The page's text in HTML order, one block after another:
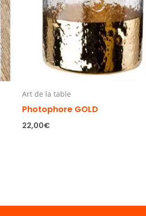
Art de la table
Photophore GOLD
22,00€